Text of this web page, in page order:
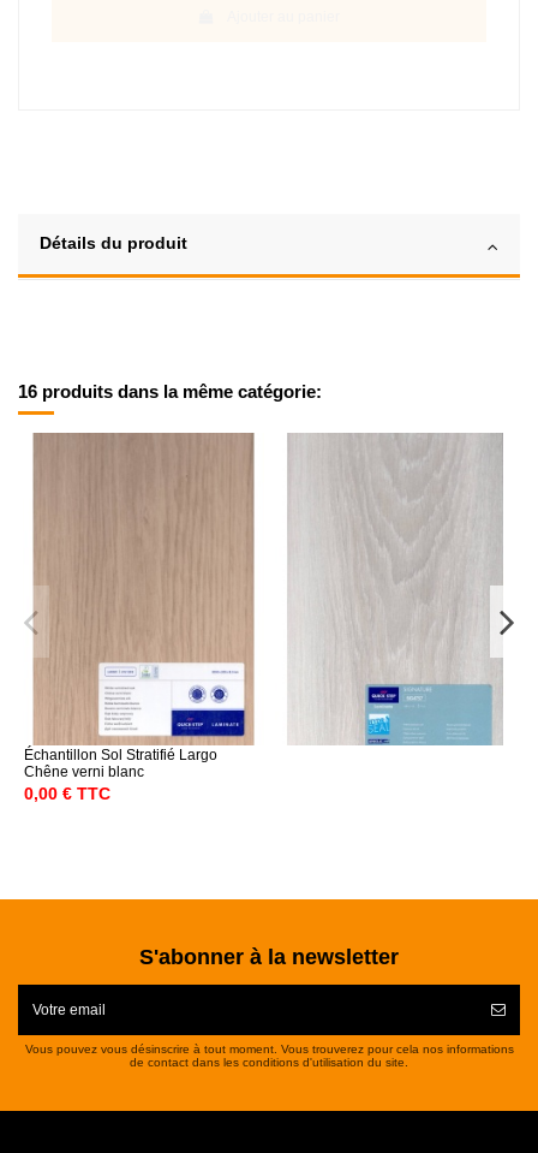
Détails du produit
16 produits dans la même catégorie:
Échantillon Sol Stratifié Largo
Chêne verni blanc
0,00 € TTC
S'abonner à la newsletter
Vous pouvez vous désinscrire à tout moment. Vous trouverez pour cela nos informations
de contact dans les conditions d'utilisation du site.